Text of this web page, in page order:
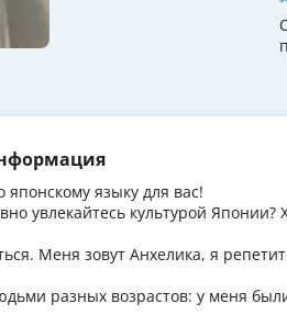
языку для вас!
увлекайтесь культурой Японии?
Меня зовут Анхелика, я
разных возрастов: у меня